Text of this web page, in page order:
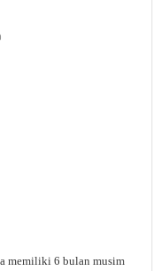
memiliki 6 bulan musim